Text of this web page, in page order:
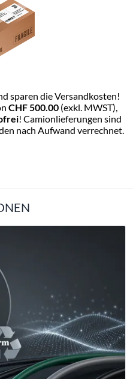
sparen die Versandkosten!
CHF 500.00 (exkl. MWST),
! Camionlieferungen sind
nach Aufwand verrechnet.